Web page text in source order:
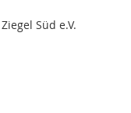
Süd e.V.